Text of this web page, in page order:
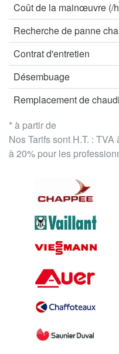
* à partir de
Nos Tarifs sont H.T. :
à 20% pour les
Coût de la mainœuvre (/
Recherche de panne
Contrat d'entretien
Désembuage
Remplacement de